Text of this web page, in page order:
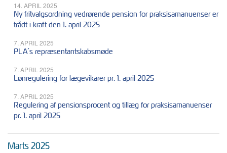
14. APRIL 2025
Ny fritvalgsordning vedrørende pension for praksisamanuenser er
trådt i kraft den 1. april 2025
7. APRIL 2025
PLA´s repræsentantskabsmøde
7. APRIL 2025
Lønregulering for lægevikarer pr. 1. april 2025
7. APRIL 2025
Regulering af pensionsprocent og tillæg for praksisamanuenser
pr. 1. april 2025
Marts 2025